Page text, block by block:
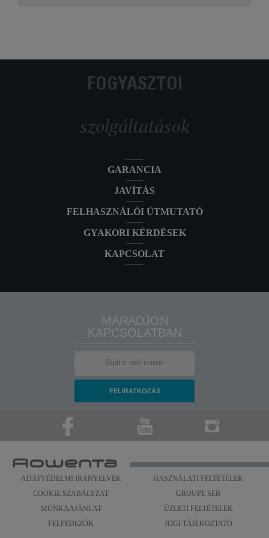
FOGYASZTÓI
szolgáltatások
GARANCIA
JAVÍTÁS
FELHASZNÁLÓI ÚTMUTATÓ
GYAKORI KÉRDÉSEK
KAPCSOLAT
MARADJON
KAPCSOLATBAN
ADATVÉDELMI IRÁNYELVEK
HASZNÁLATI FELTÉTELEK
COOKIE SZABÁLYZAT
GROUPE SEB
MUNKAAJÁNLAT
ÜZLETI FELTÉTELEK
FELFEDEZŐK
JOGI TÁJÉKOZTATÓ